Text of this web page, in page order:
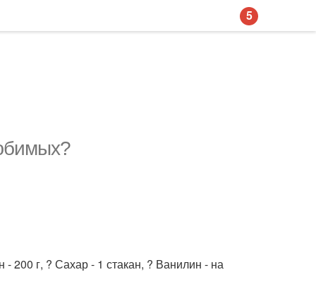
200 г, ? Сахар - 1 стакан, ? Ванилин - на
5